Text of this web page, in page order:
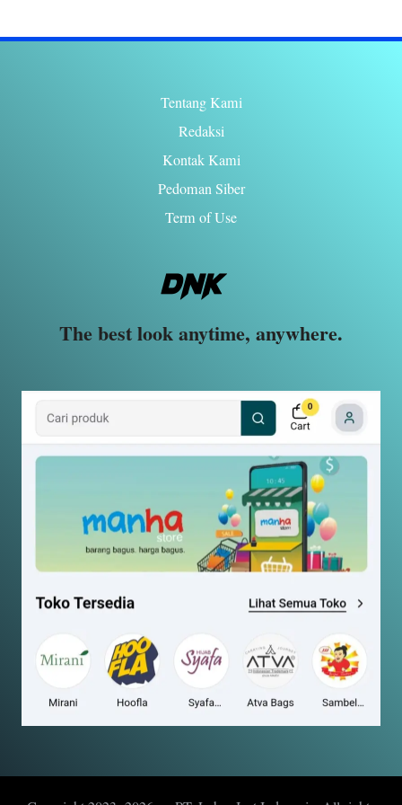
Tentang Kami
Redaksi
Kontak Kami
Pedoman Siber
Term of Use
The best look anytime, anywhere.